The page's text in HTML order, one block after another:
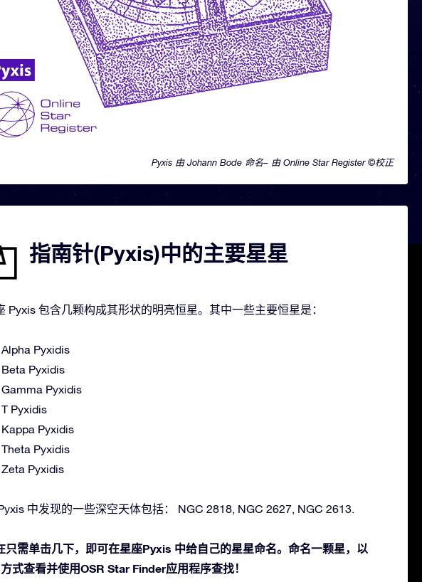
Pyxis 由 Johann Bode 命名– 由 Online Star Register ©校正
指南针(Pyxis)中的主要星星
Pyxis 包含几颗构成其形状的明亮恒星。其中一些主要恒星是：
Alpha Pyxidis
Beta Pyxidis
Gamma Pyxidis
T Pyxidis
Kappa Pyxidis
Theta Pyxidis
Zeta Pyxidis
中发现的一些深空天体包括： NGC 2818, NGC 2627, NGC 2613.
只需单击几下，即可在星座Pyxis 中给自己的星星命名。命名一颗星，以
式查看并使用OSR Star Finder应用程序查找！